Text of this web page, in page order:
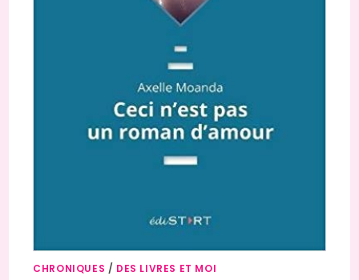
CHRONIQUES / DES LIVRES ET MOI